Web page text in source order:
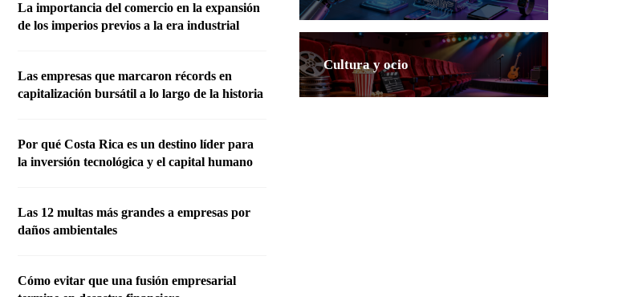
La importancia del comercio en la expansión
de los imperios previos a la era industrial
Las empresas que marcaron récords en
capitalización bursátil a lo largo de la historia
Por qué Costa Rica es un destino líder para
la inversión tecnológica y el capital humano
Las 12 multas más grandes a empresas por
daños ambientales
Cómo evitar que una fusión empresarial
Cultura y ocio